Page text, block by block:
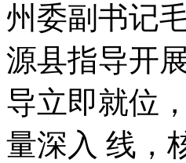
州委副书记
源县指导开
导立即就位
量深入 线，